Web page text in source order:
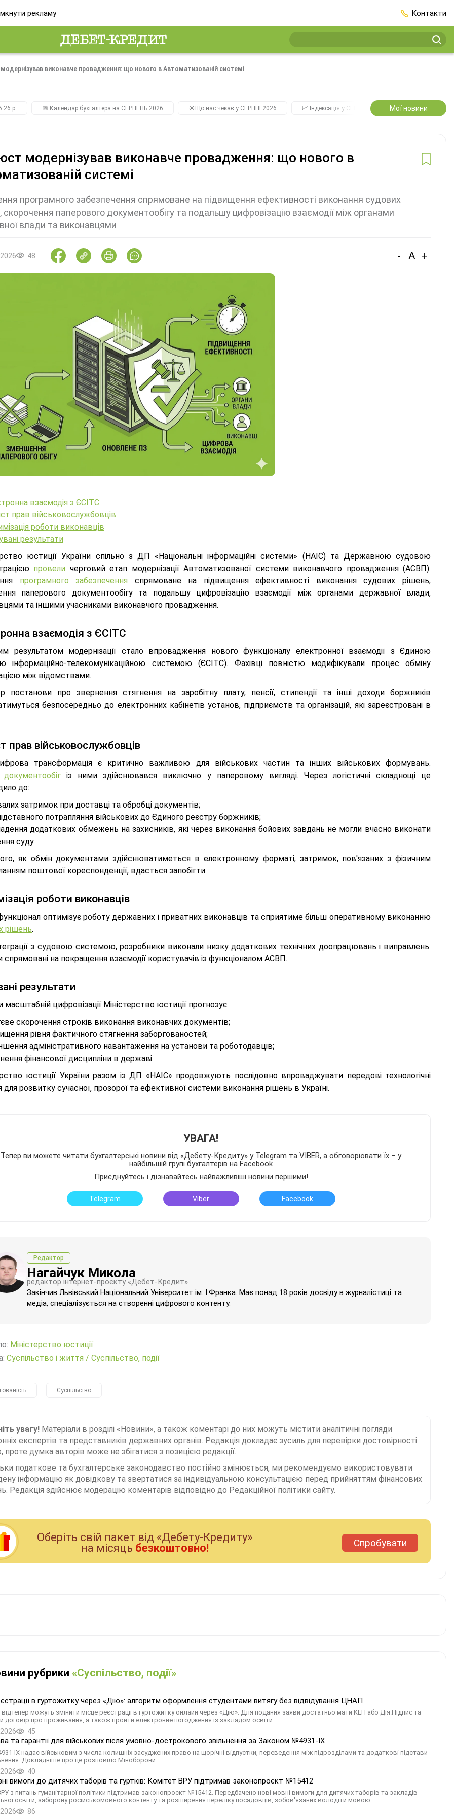
рекламу Контакти
модернізував виконавче провадження: що нового в Автоматизованій системі
р. 📅 Календар бухгалтера на СЕРПЕНЬ 2026 ☀️Що нас чекає у СЕРПНІ 2026 📈 Індексація у СЕРПНІ 2️⃣0️⃣2️⃣7️⃣ Усі
Мої новини
модернізував виконавче провадження: що нового в
системі
програмного забезпечення спрямоване на підвищення ефективності виконання судових
скорочення паперового документообігу та подальшу цифровізацію взаємодії між органами
влади та виконавцями
48 - A +
взаємодія з ЄСІТС
прав військовослужбовців
роботи виконавців
результати
юстиції України спільно з ДП «Національні інформаційні системи» (НАІС) та Державною судовою
провели черговий етап модернізації Автоматизованої системи виконавчого провадження (АСВП).
програмного забезпечення спрямоване на підвищення ефективності виконання судових рішень,
паперового документообігу та подальшу цифровізацію взаємодії між органами державної влади,
та іншими учасниками виконавчого провадження.
взаємодія з ЄСІТС
результатом модернізації стало впровадження нового функціоналу електронної взаємодії з Єдиною
інформаційно-телекомунікаційною системою (ЄСІТС). Фахівці повністю модифікували процес обміну
між відомствами.
постанови про звернення стягнення на заробітну плату, пенсії, стипендії та інші доходи боржників
безпосередньо до електронних кабінетів установ, підприємств та організацій, які зареєстровані в
прав військовослужбовців
трансформація є критично важливою для військових частин та інших військових формувань.
документообіг із ними здійснювався виключно у паперовому вигляді. Через логістичні складнощі це
до:
затримок при доставці та обробці документів;
потрапляння військових до Єдиного реєстру боржників;
додаткових обмежень на захисників, які через виконання бойових завдань не могли вчасно виконати
суду.
як обмін документами здійснюватиметься в електронному форматі, затримок, пов'язаних з фізичним
поштової кореспонденції, вдасться запобігти.
роботи виконавців
оптимізує роботу державних і приватних виконавців та сприятиме більш оперативному виконанню
рішень.
з судовою системою, розробники виконали низку додаткових технічних доопрацювань і виправлень.
спрямовані на покращення взаємодії користувачів із функціоналом АСВП.
результати
масштабній цифровізації Міністерство юстиції прогнозує:
скорочення строків виконання виконавчих документів;
рівня фактичного стягнення заборгованостей;
адміністративного навантаження на установи та роботодавців;
фінансової дисципліни в державі.
юстиції України разом із ДП «НАІС» продовжують послідовно впроваджувати передові технологічні
для розвитку сучасної, прозорої та ефективної системи виконання рішень в Україні.
УВАГА!
Тепер ви можете читати бухгалтерські новини від «Дебету-Кредиту» у Telegram та VIBER, а обговорювати їх – у
найбільшій групі бухгалтерів на Facebook
Приєднуйтесь і дізнавайтесь найважливіші новини першими!
Telegram Viber Facebook
Редактор
Нагайчук Микола
редактор інтернет-проєкту «Дебет-Кредит»
Закінчив Львівський Національний Університет ім. І.Франка. Має понад 18 років досвіду в журналістиці та
медіа, спеціалізується на створенні цифрового контенту.
Міністерство юстиції
Суспільство і життя / Суспільство, події
Суспільство
увагу! Матеріали в розділі «Новини», а також коментарі до них можуть містити аналітичні погляди
експертів та представників державних органів. Редакція докладає зусиль для перевірки достовірності
проте думка авторів може не збігатися з позицією редакції.
податкове та бухгалтерське законодавство постійно змінюється, ми рекомендуємо використовувати
інформацію як довідкову та звертатися за індивідуальною консультацією перед прийняттям фінансових
Редакція здійснює модерацію коментарів відповідно до Редакційної політики сайту.
Оберiть свiй пакет вiд «Дебету-Кредиту»
на мiсяць безкоштовно! Спробувати
рубрики «Суспільство, події»
в гуртожитку через «Дію»: алгоритм оформлення студентами витягу без відвідування ЦНАП
відтепер можуть змінити місце реєстрації в гуртожитку онлайн через «Дію». Для подання заяви достатньо мати КЕП або Дія.Підпис та
договір про проживання, а також пройти електронне погодження із закладом освіти
45
та гарантії для військових після умовно-дострокового звільнення за Законом №4931-ІХ
ІХ надає військовим з числа колишніх засуджених право на щорічні відпустки, переведення між підрозділами та додаткові підстави
Докладніше про це розповіло Міноборони
40
вимоги до дитячих таборів та гуртків: Комітет ВРУ підтримав законопроєкт №15412
з питань гуманітарної політики підтримав законопроєкт №15412. Передбачено нові мовні вимоги для дитячих таборів та закладів
освіти, заборону російськомовного контенту та розширення переліку посадовців, зобов'язаних володіти мовою
86